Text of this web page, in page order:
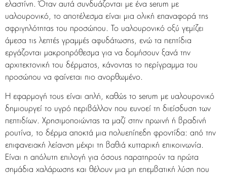
ελαστίνη. Όταν αυτά συνδυάζονται με ένα serum με
υαλουρονικό, το αποτέλεσμα είναι μια ολική επαναφορά της
σφριγηλότητας του προσώπου. Το υαλουρονικό οξύ γεμίζει
άμεσα τις λεπτές γραμμές αφυδάτωσης, ενώ τα πεπτίδια
εργάζονται μακροπρόθεσμα για να δομήσουν ξανά την
αρχιτεκτονική του δέρματος, κάνοντας το περίγραμμα του
προσώπου να φαίνεται πιο ανορθωμένο.
Η εφαρμογή τους είναι απλή, καθώς το serum με υαλουρονικό
δημιουργεί το υγρό περιβάλλον που ευνοεί τη διείσδυση των
πεπτιδίων. Χρησιμοποιώντας τα μαζί στην πρωινή ή βραδινή
ρουτίνα, το δέρμα αποκτά μια πολυεπίπεδη φροντίδα: από την
επιφανειακή λείανση μέχρι τη βαθιά κυτταρική επικοινωνία.
Είναι η απόλυτη επιλογή για όσους παρατηρούν τα πρώτα
σημάδια χαλάρωσης και θέλουν μια μη επεμβατική λύση που